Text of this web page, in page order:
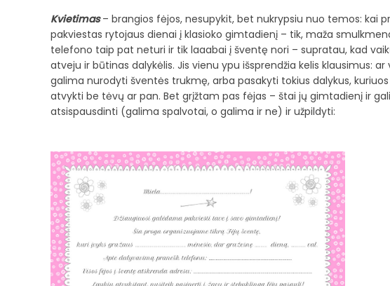
Kvietimas– brangios fėjos, nesupykit, bet nukrypsiu nuo temos: kai
pakviestas rytojaus dienai į klasioko gimtadienį – tik, maža
telefono taip pat neturi ir tik laaabai į šventę nori – supratau, kad
atveju ir būtinas dalykėlis. Jis vienu ypu išsprendžia kelis klausimus:
galima nurodyti šventės trukmę, arba pasakyti tokius dalykus,
atvykti be tėvų ar pan. Bet grįžtam pas fėjas – štai jų gimtadienį ir
atsispausdinti (galima spalvotai, o galima ir ne) ir užpildyti: